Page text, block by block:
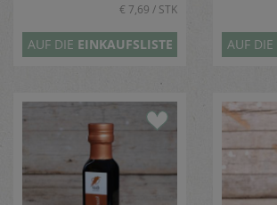
€ 7,69 / STK
AUF DIE EINKAUFSLISTE AUF DIE